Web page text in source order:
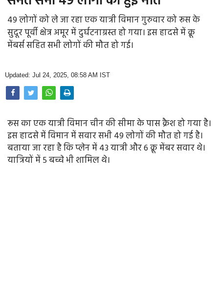
Farm & Food
Health & Lifestyle
Home
49 लोगों को ले जा रहा एक यात्री विमान गुरुवार को रूस के
सुदूर पूर्वी क्षेत्र अमूर में दुर्घटनाग्रस्त हो गया। इस हादसे में क्रू
मेंबर्स सहित सभी लोगों की मौत हो गई।
Updated: Jul 24, 2025, 08:58 AM IST
रूस का एक यात्री विमान चीन की सीमा के पास क्रैश हो गया है।
इस हादसे में विमान में सवार सभी 49 लोगों की मौत हो गई है।
बताया जा रहा है कि प्लेन में 43 यात्री और 6 क्रू मेंबर सवार थे।
यात्रियों में 5 बच्चे भी शामिल थे।